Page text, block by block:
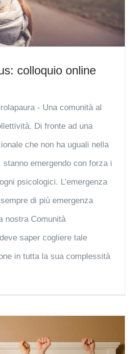
colloquio online
- Una comunità al
Di fronte ad una
che non ha uguali nella
emergendo con forza i
psicologici. L’emergenza
di più emergenza
nostra Comunità
saper cogliere tale
in tutta la sua complessità